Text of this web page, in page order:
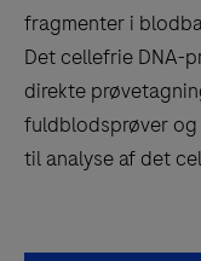
fragmenter i
Det cellefrie DNA-
direkte
fuldblodsprøver og
til analyse af det